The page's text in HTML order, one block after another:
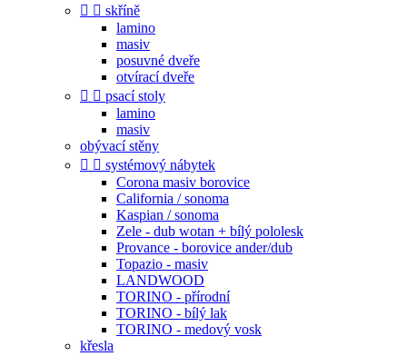
  skříně
lamino
masiv
posuvné dveře
otvírací dveře
  psací stoly
lamino
masiv
obývací stěny
  systémový nábytek
Corona masiv borovice
California / sonoma
Kaspian / sonoma
Zele - dub wotan + bílý pololesk
Provance - borovice ander/dub
Topazio - masiv
LANDWOOD
TORINO - přírodní
TORINO - bílý lak
TORINO - medový vosk
křesla